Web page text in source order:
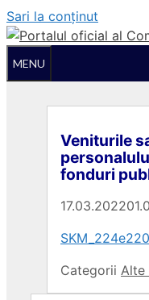
Sari la conținut
MENU
Veniturile
fonduri
17.03.2022
Categorii Alte